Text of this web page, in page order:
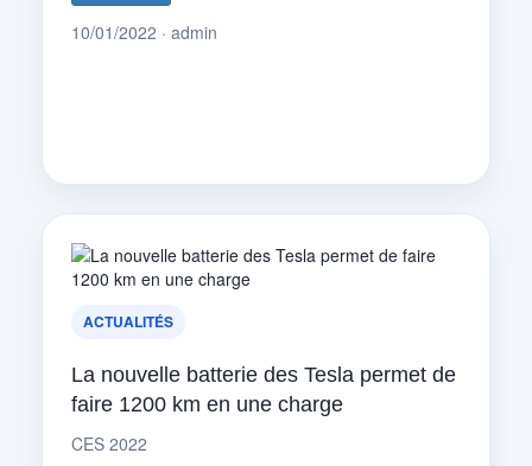
10/01/2022 · admin
ACTUALITÉS
La nouvelle batterie des Tesla permet de
faire 1200 km en une charge
CES 2022